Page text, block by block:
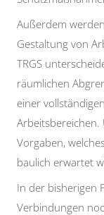
Außerdem
Gestaltung von
TRGS
räumlichen
einer
Vorgaben,
baulich erwartet
In der bisherigen
Verbindungen